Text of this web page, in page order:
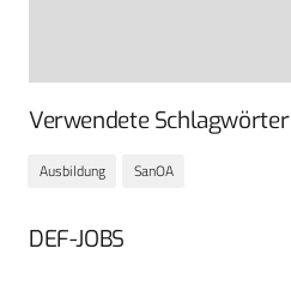
Verwendete Schlagwörter
Ausbildung SanOA
DEF-JOBS